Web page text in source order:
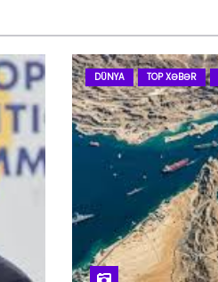
DÜNYA TOP XƏBƏR